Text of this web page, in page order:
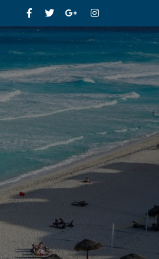
FacebookTwitterGoogle+Instagram